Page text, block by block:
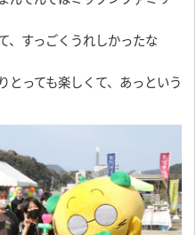
、すっごくうれしかったな
とっても楽しくて、あっという